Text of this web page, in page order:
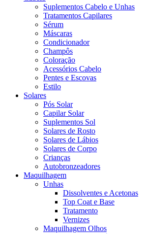
Suplementos Cabelo e Unhas
Tratamentos Capilares
Sérum
Máscaras
Condicionador
Champôs
Coloração
Acessórios Cabelo
Pentes e Escovas
Estilo
Solares
Pós Solar
Capilar Solar
Suplementos Sol
Solares de Rosto
Solares de Lábios
Solares de Corpo
Crianças
Autobronzeadores
Maquilhagem
Unhas
Dissolventes e Acetonas
Top Coat e Base
Tratamento
Vernizes
Maquilhagem Olhos